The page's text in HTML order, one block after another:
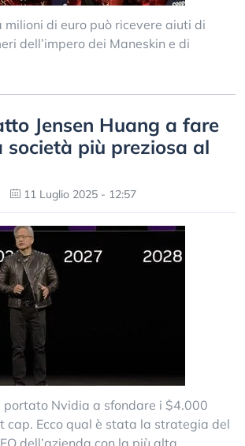
di euro può ricevere aiuti di
dell’impero dei Maneskin e di
Jensen Huang a fare
società più preziosa al
11 Luglio 2025 - 12:57
portato Nvidia a sfondare i $4.000
cap. Ecco qual è stata la strategia del
dell’azienda con la più alta